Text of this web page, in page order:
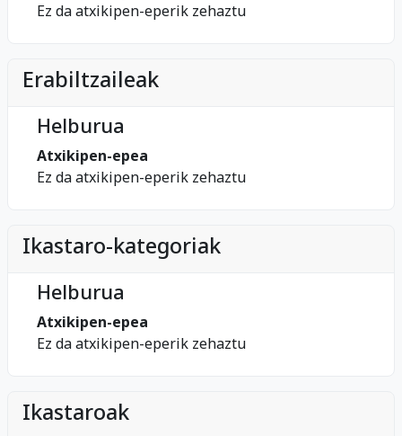
Ez da atxikipen-eperik zehaztu
Erabiltzaileak
Helburua
Atxikipen-epea
Ez da atxikipen-eperik zehaztu
Ikastaro-kategoriak
Helburua
Atxikipen-epea
Ez da atxikipen-eperik zehaztu
Ikastaroak